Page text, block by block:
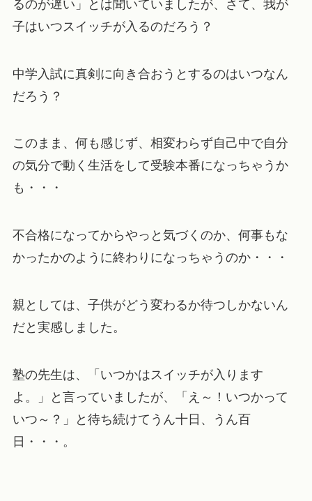
るのが遅い」とは聞いていましたが、さて、我が
子はいつスイッチが入るのだろう？
中学入試に真剣に向き合おうとするのはいつなん
だろう？
このまま、何も感じず、相変わらず自己中で自分
の気分で動く生活をして受験本番になっちゃうか
も・・・
不合格になってからやっと気づくのか、何事もな
かったかのように終わりになっちゃうのか・・・
親としては、子供がどう変わるか待つしかないん
だと実感しました。
塾の先生は、
「いつかはスイッチが入ります
よ。」
と言っていましたが、「え～！いつかって
いつ～？」と待ち続けてうん十日、うん百
日・・・。